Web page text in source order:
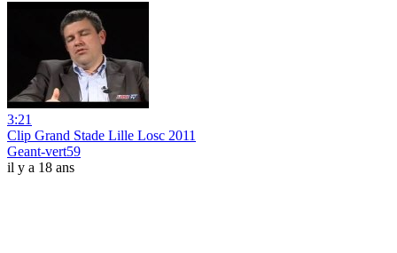
3:21
Clip Grand Stade Lille Losc 2011
Geant-vert59
il y a 18 ans